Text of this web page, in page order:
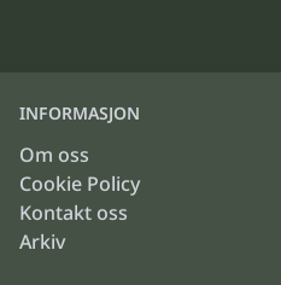
INFORMASJON
Om oss
Cookie Policy
Kontakt oss
Arkiv